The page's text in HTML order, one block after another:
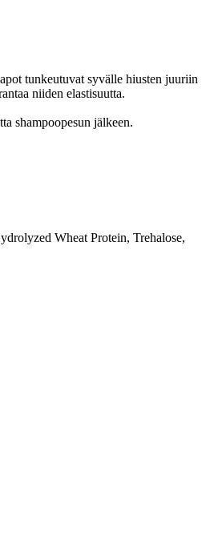
tunkeutuvat syvälle hiusten juuriin
niiden elastisuutta.
shampoopesun jälkeen.
Wheat Protein, Trehalose,